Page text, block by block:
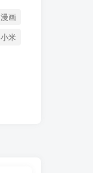
漫画
小米